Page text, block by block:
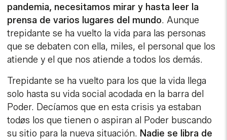
pandemia, necesitamos mirar y hasta leer la
prensa de varios lugares del mundo. Aunque
trepidante se ha vuelto la vida para las personas
que se debaten con ella, miles, el personal que los
atiende y el que nos atiende a todos los demás.
Trepidante se ha vuelto para los que la vida llega
solo hasta su vida social acodada en la barra del
Poder. Decíamos que en esta crisis ya estaban
todøs los que tienen o aspiran al Poder buscando
su sitio para la nueva situación. Nadie se libra de